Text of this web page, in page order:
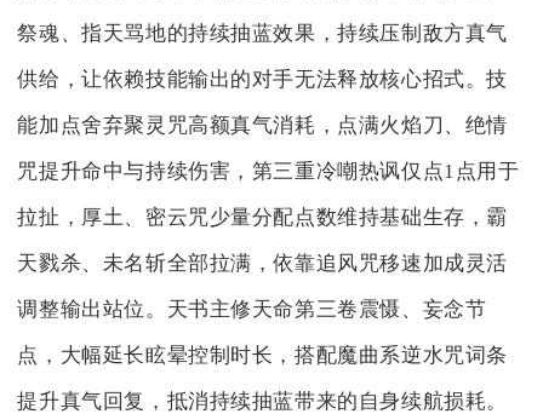
祭魂、指天骂地的持续抽蓝效果，持续压制敌方真气
供给，让依赖技能输出的对手无法释放核心招式。技
能加点舍弃聚灵咒高额真气消耗，点满火焰刀、绝情
咒提升命中与持续伤害，第三重冷嘲热讽仅点1点用于
拉扯，厚土、密云咒少量分配点数维持基础生存，霸
天戮杀、未名斩全部拉满，依靠追风咒移速加成灵活
调整输出站位。天书主修天命第三卷震慑、妄念节
点，大幅延长眩晕控制时长，搭配魔曲系逆水咒词条
提升真气回复，抵消持续抽蓝带来的自身续航损耗。